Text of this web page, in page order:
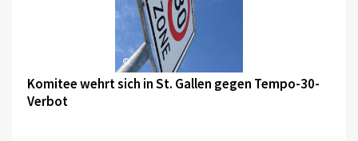
©
Komitee wehrt sich in St. Gallen gegen Tempo-30-
Verbot